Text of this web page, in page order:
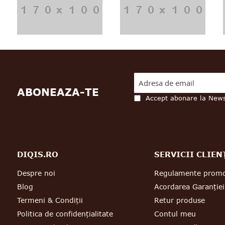
ABONEAZA-TE
Accept abonare la
DIQIS.RO
Despre noi
Blog
Termeni & Condiții
Politica de confidențialitate
SERVICII
Regulamente
Acordarea Garanției
Retur produse
Contul meu